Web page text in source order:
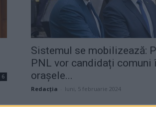
6
Sistemul se mobilizează:
PNL vor candidați comuni
orașele...
Redacţia luni, 5 februarie 2024